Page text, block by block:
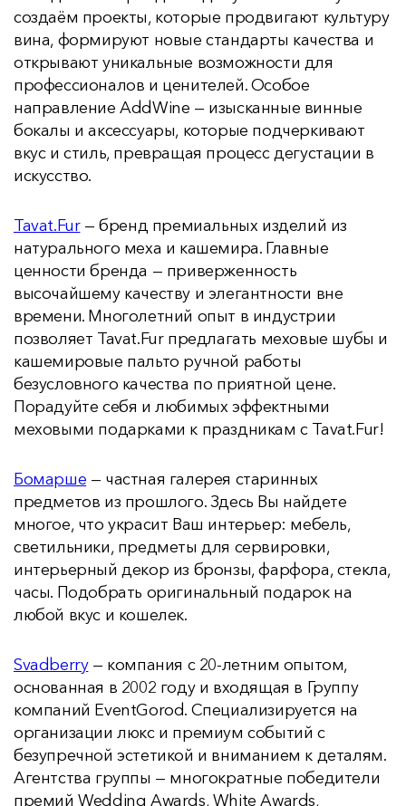
создаём проекты, которые продвигают культуру
вина, формируют новые стандарты качества и
открывают уникальные возможности для
профессионалов и ценителей. Особое
направление AddWine — изысканные винные
бокалы и аксессуары, которые подчеркивают
вкус и стиль, превращая процесс дегустации в
искусство.
Tavat.Fur— бренд премиальных изделий из
натурального меха и кашемира. Главные
ценности бренда — приверженность
высочайшему качеству и элегантности вне
времени. Многолетний опыт в индустрии
позволяет Tavat.Fur предлагать меховые шубы и
кашемировые пальто ручной работы
безусловного качества по приятной цене.
Порадуйте себя и любимых эффектными
меховыми подарками к праздникам с Tavat.Fur!
Бомарше — частная галерея старинных
предметов из прошлого. Здесь Вы найдете
многое, что украсит Ваш интерьер: мебель,
светильники, предметы для сервировки,
интерьерный декор из бронзы, фарфора, стекла,
часы. Подобрать оригинальный подарок на
любой вкус и кошелек.
Svadberry— компания с 20-летним опытом,
основанная в 2002 году и входящая в Группу
компаний EventGorod. Специализируется на
организации люкс и премиум событий с
безупречной эстетикой и вниманием к деталям.
Агентства группы — многократные победители
премий Wedding Awards, White Awards,